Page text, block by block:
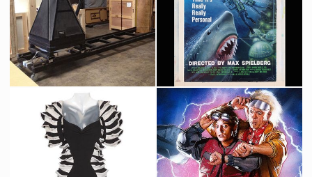
Veste de Marty McFly & Marty Junior en 2015
Vu à l'écran
Maquette Originale d'ILM d'une Moto Volante Futuriste de la Police
Fait pour la production
Grue Originale Vista Cruiser d'Industrial Light & Magic Peinture Originale des Dents de la Mer 19 de Tim Flattery pour Retour Vers le Futur 2